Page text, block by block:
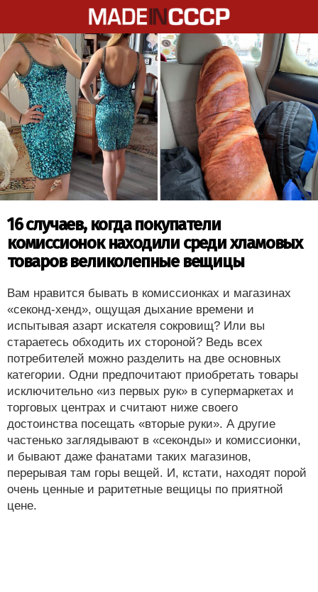
16 случаев, когда покупатели
комиссионок находили среди хламовых
товаров великолепные вещицы
Вам нравится бывать в комиссионках и магазинах
«секонд-хенд», ощущая дыхание времени и
испытывая азарт искателя сокровищ? Или вы
стараетесь обходить их стороной? Ведь всех
потребителей можно разделить на две основных
категории. Одни предпочитают приобретать товары
исключительно «из первых рук» в супермаркетах и
торговых центрах и считают ниже своего
достоинства посещать «вторые руки». А другие
частенько заглядывают в «секонды» и комиссионки,
и бывают даже фанатами таких магазинов,
перерывая там горы вещей. И, кстати, находят порой
очень ценные и раритетные вещицы по приятной
цене.